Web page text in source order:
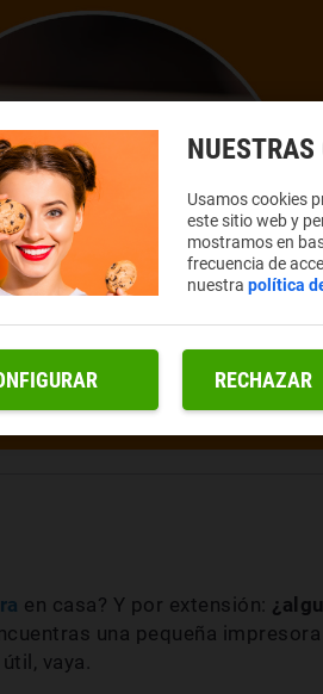
en casa? Y por extensión:
una pequeña
vaya.
NUESTRAS
Usamos cookies
este sitio web y
mostramos en
frecuencia de
nuestrapolítica
RECHAZAR